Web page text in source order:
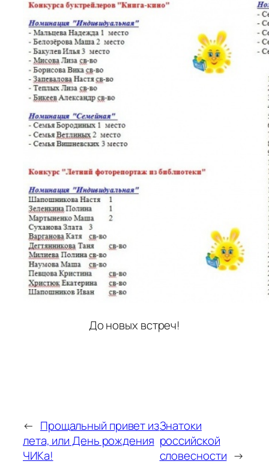
До новых встреч!
← Прощальный привет из
лета, или День рождения
ЧИКа!
Знатоки
российской
словесности →